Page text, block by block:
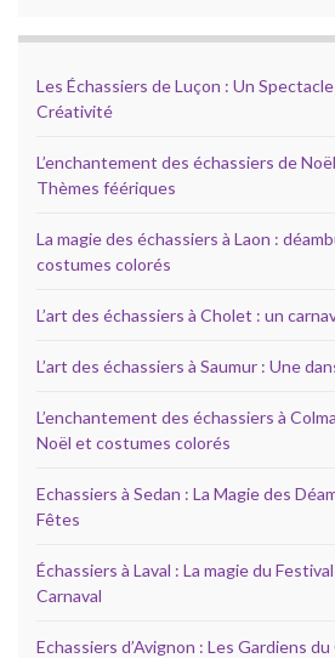
Les Échassiers de Luçon : Un
Créativité
L’enchantement des échassiers de
Thèmes féériques
La magie des échassiers à Laon :
costumes colorés
L’art des échassiers à Cholet : un
L’art des échassiers à Saumur : Une
L’enchantement des échassiers à
Noël et costumes colorés
Echassiers à Sedan : La Magie des
Fêtes
Échassiers à Laval : La magie du
Carnaval
Echassiers d’Avignon : Les Gardiens